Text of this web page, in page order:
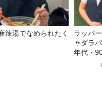
辣湯でなめられたく
ラッパ
ャダラ
年代・